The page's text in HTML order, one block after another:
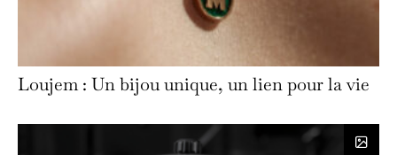
Loujem : Un bijou unique, un lien pour la vie